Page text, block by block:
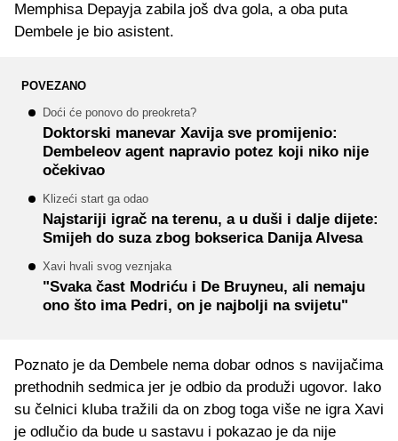
Memphisa Depayja zabila još dva gola, a oba puta
Dembele je bio asistent.
POVEZANO
Doći će ponovo do preokreta?
Doktorski manevar Xavija sve promijenio:
Dembeleov agent napravio potez koji niko nije
očekivao
Klizeći start ga odao
Najstariji igrač na terenu, a u duši i dalje dijete:
Smijeh do suza zbog bokserica Danija Alvesa
Xavi hvali svog veznjaka
"Svaka čast Modriću i De Bruyneu, ali nemaju
ono što ima Pedri, on je najbolji na svijetu"
Poznato je da Dembele nema dobar odnos s navijačima
prethodnih sedmica jer je odbio da produži ugovor. Iako
su čelnici kluba tražili da on zbog toga više ne igra Xavi
je odlučio da bude u sastavu i pokazao je da nije